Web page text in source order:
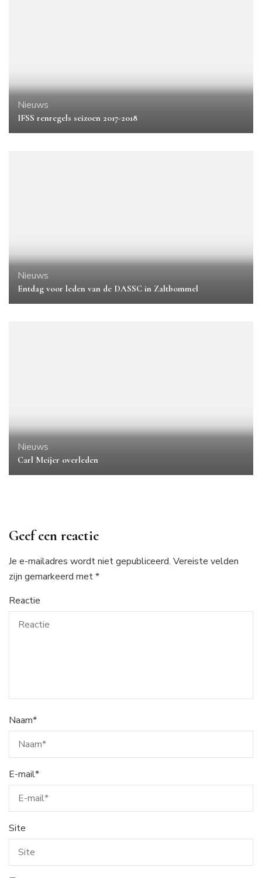
Nieuws
IFSS renregels seizoen 2017-2018
Nieuws
Entdag voor leden van de DASSC in Zaltbommel
Nieuws
Carl Meijer overleden
Geef een reactie
Je e-mailadres wordt niet gepubliceerd. Vereiste velden
zijn gemarkeerd met*
Reactie
Naam*
E-mail*
Site